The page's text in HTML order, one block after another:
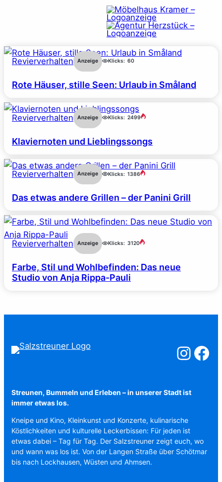
Revierverhalten Anzeige Klicks: 60
Rote Häuser, stille Seen: Urlaub in Småland
Revierverhalten Anzeige Klicks: 2499
Klaviernoten und Lieblingssongs
Revierverhalten Anzeige Klicks: 1386
Das etwas andere Grillen – der Panini Grill
Revierverhalten Anzeige Klicks: 3120
Farbe, Stil und Wohlbefinden: Das neue
Studio von Anja Rippa-Pauli
Salzstreuner
Streunen, Bummeln und Erleben – in unserer Stadt ist
immer etwas los.
Kneipe und Kino, Kleinkunst und Konzerte, kulinarische
Köstlichkeiten und kulturelle Leckerbissen: Für jeden ist
etwas dabei – Tag für Tag. Der Salzstreuner zeigt euch, wo
und wann was los ist. Von der Langen Straße über Schötmar
bis nach Lockhausen, Wüsten und Ahmsen.